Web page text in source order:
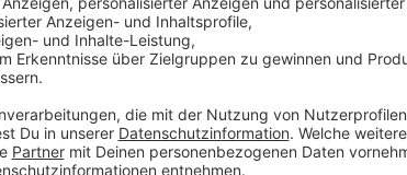
Es gibt Alternativen für einen Opern-Standort